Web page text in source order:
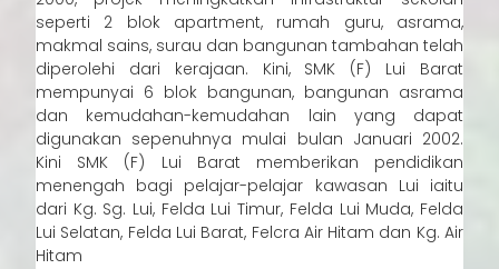
seperti 2 blok apartment, rumah guru, asrama,
makmal sains, surau dan bangunan tambahan telah
diperolehi dari kerajaan. Kini, SMK (F) Lui Barat
mempunyai 6 blok bangunan, bangunan asrama
dan kemudahan-kemudahan lain yang dapat
digunakan sepenuhnya mulai bulan Januari 2002.
Kini SMK (F) Lui Barat memberikan pendidikan
menengah bagi pelajar-pelajar kawasan Lui iaitu
dari Kg. Sg. Lui, Felda Lui Timur, Felda Lui Muda, Felda
Lui Selatan, Felda Lui Barat, Felcra Air Hitam dan Kg. Air
Hitam